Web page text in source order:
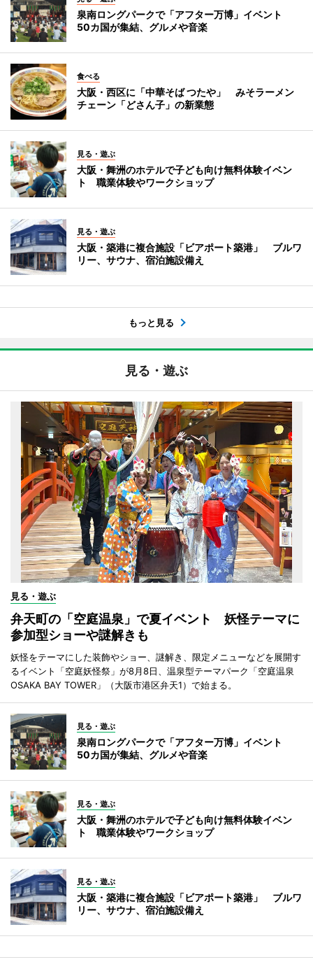
泉南ロングパークで「アフター万博」イベント
50カ国が集結、グルメや音楽
食べる
大阪・西区に「中華そば つたや」 みそラーメン
チェーン「どさん子」の新業態
見る・遊ぶ
大阪・舞洲のホテルで子ども向け無料体験イベン
ト 職業体験やワークショップ
見る・遊ぶ
大阪・築港に複合施設「ビアポート築港」 ブルワ
リー、サウナ、宿泊施設備え
もっと見る
見る・遊ぶ
見る・遊ぶ
弁天町の「空庭温泉」で夏イベント 妖怪テーマに
参加型ショーや謎解きも
妖怪をテーマにした装飾やショー、謎解き、限定メニューなどを展開す
るイベント「空庭妖怪祭」が8月8日、温泉型テーマパーク「空庭温泉
OSAKA BAY TOWER」（大阪市港区弁天1）で始まる。
見る・遊ぶ
泉南ロングパークで「アフター万博」イベント
50カ国が集結、グルメや音楽
見る・遊ぶ
大阪・舞洲のホテルで子ども向け無料体験イベン
ト 職業体験やワークショップ
見る・遊ぶ
大阪・築港に複合施設「ビアポート築港」 ブルワ
リー、サウナ、宿泊施設備え